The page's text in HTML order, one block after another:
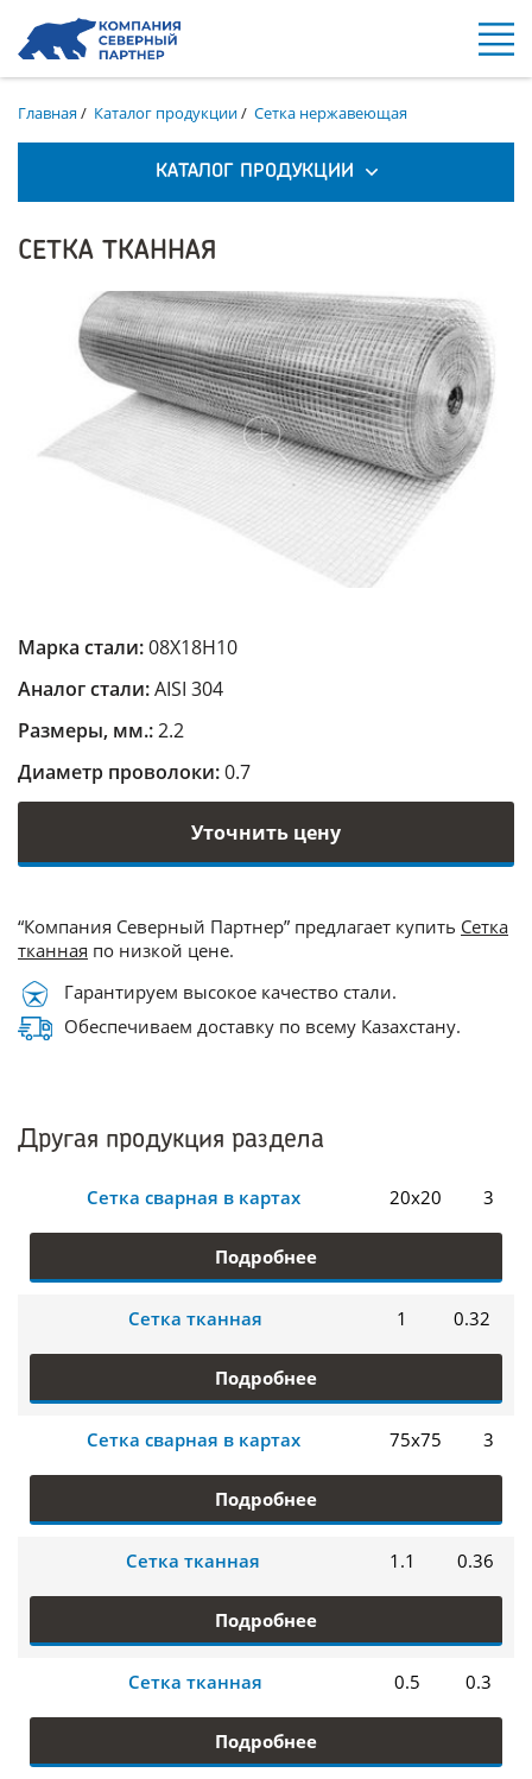
Главная/ Каталог продукции/ Сетка нержавеющая
КАТАЛОГ ПРОДУКЦИИ
СЕТКА ТКАННАЯ
Марка стали:08Х18Н10
Аналог стали:AISI 304
Размеры, мм.:2.2
Диаметр проволоки:0.7
Уточнить цену
“Компания Северный Партнер” предлагает купить Сетка
тканная по низкой цене.
Гарантируем высокое качество стали.
Обеспечиваем доставку по всему Казахстану.
Другая продукция раздела
Сетка сварная в картах 20х20 3
Подробнее
Сетка тканная 1 0.32
Подробнее
Сетка сварная в картах 75х75 3
Подробнее
Сетка тканная 1.1 0.36
Подробнее
Сетка тканная 0.5 0.3
Подробнее